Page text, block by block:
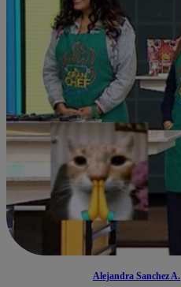
Alejandra Sanchez A.